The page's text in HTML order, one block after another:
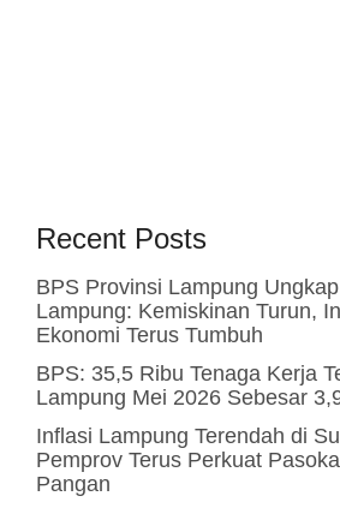
Recent Posts
BPS Provinsi Lampung
Lampung: Kemiskinan Turun,
Ekonomi Terus Tumbuh
BPS: 35,5 Ribu Tenaga Kerja
Lampung Mei 2026 Sebesar
Inflasi Lampung Terendah di
Pemprov Terus Perkuat
Pangan